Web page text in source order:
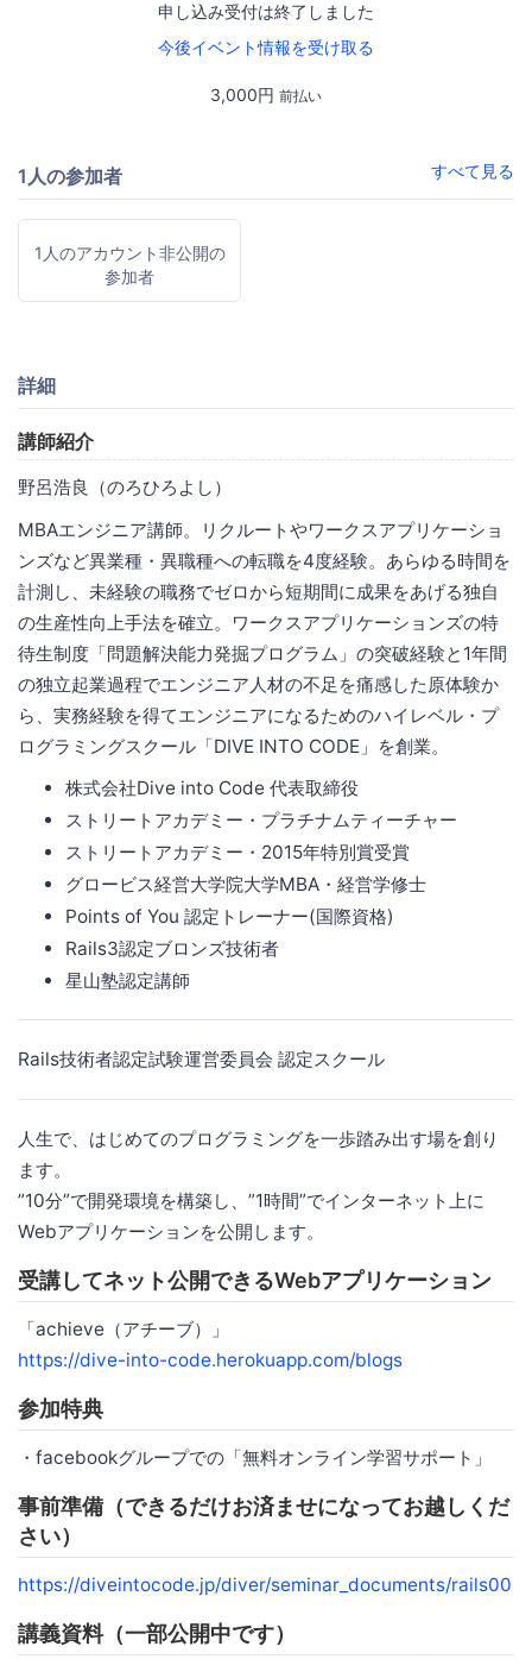
申し込み受付は終了しました
今後イベント情報を受け取る
3,000円 前払い
1人の参加者 すべて見る
1人のアカウント非公開の
参加者
詳細
講師紹介
野呂浩良（のろひろよし）
MBAエンジニア講師。リクルートやワークスアプリケーショ
ンズなど異業種・異職種への転職を4度経験。あらゆる時間を
計測し、未経験の職務でゼロから短期間に成果をあげる独自
の生産性向上手法を確立。ワークスアプリケーションズの特
待生制度「問題解決能力発掘プログラム」の突破経験と1年間
の独立起業過程でエンジニア人材の不足を痛感した原体験か
ら、実務経験を得てエンジニアになるためのハイレベル・プ
ログラミングスクール「DIVE INTO CODE」を創業。
株式会社Dive into Code 代表取締役
ストリートアカデミー・プラチナムティーチャー
ストリートアカデミー・2015年特別賞受賞
グロービス経営大学院大学MBA・経営学修士
Points of You 認定トレーナー(国際資格)
Rails3認定ブロンズ技術者
星山塾認定講師
Rails技術者認定試験運営委員会 認定スクール
人生で、はじめてのプログラミングを一歩踏み出す場を創り
ます。
”10分”で開発環境を構築し、”1時間”でインターネット上に
Webアプリケーションを公開します。
受講してネット公開できるWebアプリケーション
「achieve（アチーブ）」
https://dive-into-code.herokuapp.com/blogs
参加特典
・facebookグループでの「無料オンライン学習サポート」
事前準備（できるだけお済ませになってお越しくだ
さい）
https://diveintocode.jp/diver/seminar_documents/rails00
講義資料（一部公開中です）